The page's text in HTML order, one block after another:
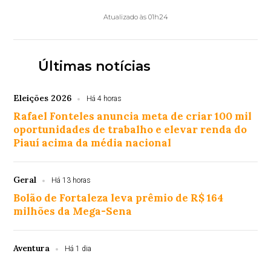
Atualizado às 01h24
Últimas notícias
Eleições 2026 Há 4 horas
Rafael Fonteles anuncia meta de criar 100 mil
oportunidades de trabalho e elevar renda do
Piauí acima da média nacional
Geral Há 13 horas
Bolão de Fortaleza leva prêmio de R$ 164
milhões da Mega-Sena
Aventura Há 1 dia